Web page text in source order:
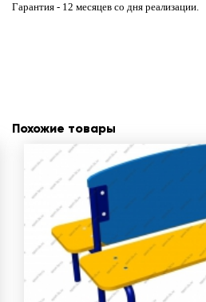
Гарантия - 12 месяцев со дня реализации.
Похожие товары